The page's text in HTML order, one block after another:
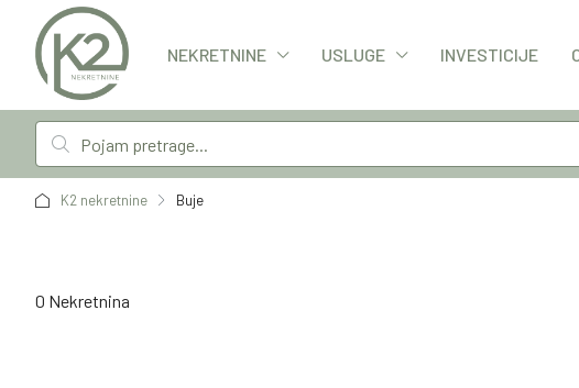
NEKRETNINE USLUGE INVESTICIJE
K2 nekretnine Buje
0 Nekretnina